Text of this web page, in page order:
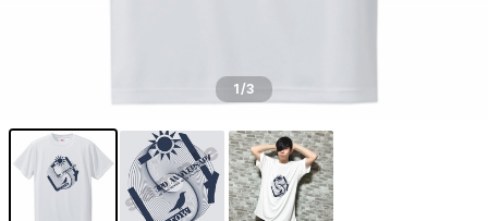
1/3